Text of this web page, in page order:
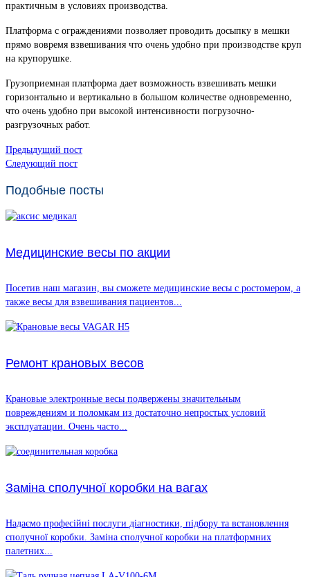
практичным в условиях производства.
Платформа с ограждениями позволяет проводить досыпку в мешки
прямо вовремя взвешивания что очень удобно при производстве круп
на крупорушке.
Грузоприемная платформа дает возможность взвешивать мешки
горизонтально и вертикально в большом количестве одновременно,
что очень удобно при высокой интенсивности погрузочно-
разгрузочных работ.
Предыдущий пост
Следующий пост
Подобные посты
Медицинские весы по акции
Посетив наш магазин, вы сможете медицинские весы с ростомером, а
также весы для взвешивания пациентов...
Ремонт крановых весов
Крановые электронные весы подвержены значительным
повреждениям и поломкам из достаточно непростых условий
эксплуатации. Очень часто...
Заміна сполучної коробки на вагах
Надаємо професійні послуги діагностики, підбору та встановлення
сполучної коробки. Заміна сполучної коробки на платформних
палетних...